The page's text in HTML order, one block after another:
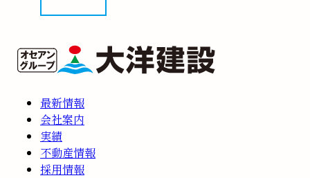
最新情報
会社案内
実績
不動産情報
採用情報